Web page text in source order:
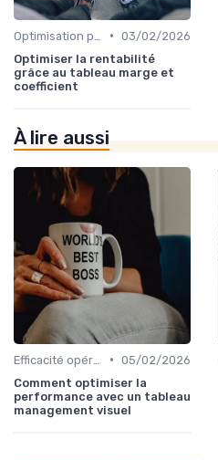
• 03/02/2026
Optimiser la rentabilité
grâce au tableau marge et
coefficient
À lire aussi
• 05/02/2026
Comment optimiser la
performance avec un tableau
management visuel